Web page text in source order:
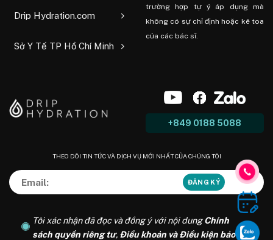
Drip Hydration.com
Sở Y Tế TP Hồ Chí Minh
trường hợp tự ý áp dụng mà
không có sự chỉ định hoặc kê toa
của các bác sĩ.
+849 0188 5088
THEO DÕI TIN TỨC VÀ DỊCH VỤ MỚI NHẤT CỦA CHÚNG TÔI
Tôi xác nhận đã đọc và đồng ý với nội dungChính
sách quyền riêng tư, Điều khoản và Điều kiện bảo